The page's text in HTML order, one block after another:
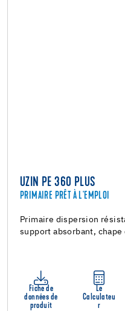
UZIN PE 360 PLUS
PRIMAIRE PRÊT À L'EMPLOI
Primaire dispersion
support absorbant,
Fiche de
données de
produit
Le
Calculateu
r